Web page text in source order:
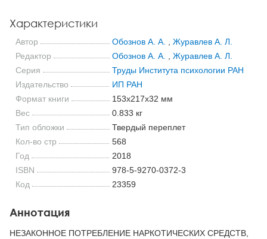
Характеристики
Автор Обознов А. А.
Журавлев А. Л.
Редактор
Обознов А. А.
Журавлев А. Л.
Серия
Труды Института психологии РАН
Издательство
ИП РАН
Формат книги
153x217x32 мм
Вес
0.833 кг
Тип обложки
Твердый переплет
Кол-во стр
568
Год
2018
ISBN
978-5-9270-0372-3
Код
23359
Аннотация
НЕЗАКОННОЕ ПОТРЕБЛЕНИЕ НАРКОТИЧЕСКИХ СРЕДСТВ,